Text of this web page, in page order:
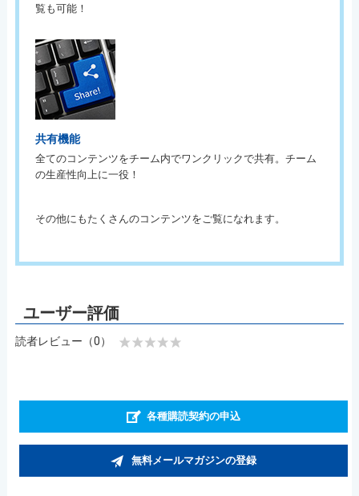
覧も可能！
共有機能
全てのコンテンツをチーム内でワンクリックで共有。チーム
の生産性向上に一役！
その他にもたくさんのコンテンツをご覧になれます。
読者レビュー（0）
各種購読契約の申込
無料メールマガジンの登録